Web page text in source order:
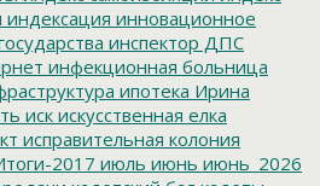
индексация инновационное
инспектор ДПС
инфекционная больница
ипотека Ирина
иск искусственная елка
исправительная колония
2017 июль июнь июнь_2026